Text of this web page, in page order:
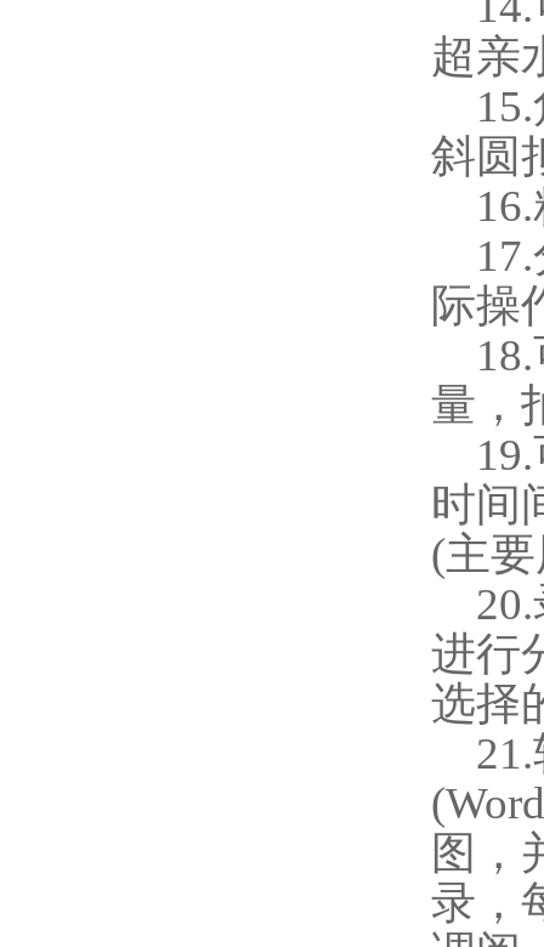
超亲
15.
斜圆
16.
17.
际操
18.
量，
19.
时间
(主
20.
进行
选择
21.
(Word
图，
录，